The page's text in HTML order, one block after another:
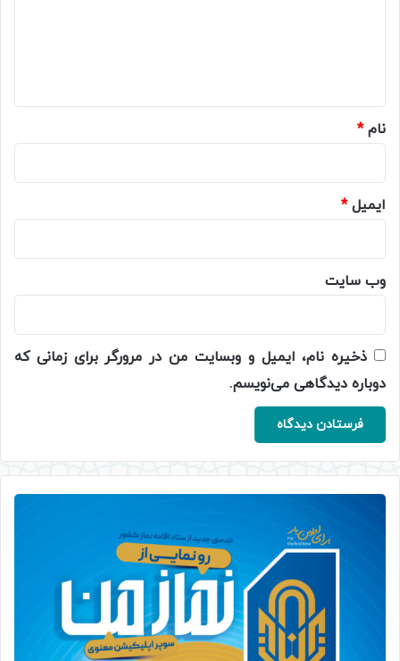
نام*
ایمیل*
وب‌ سایت
ذخیره نام، ایمیل و وبسایت من در مرورگر برای زمانی که
دوباره دیدگاهی می‌نویسم.